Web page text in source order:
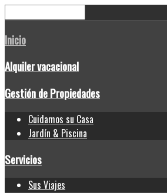
Inicio
Alquiler vacacional
Gestión de Propiedades
Cuidamos su Casa
Jardín & Piscina
Servicios
Sus Viajes